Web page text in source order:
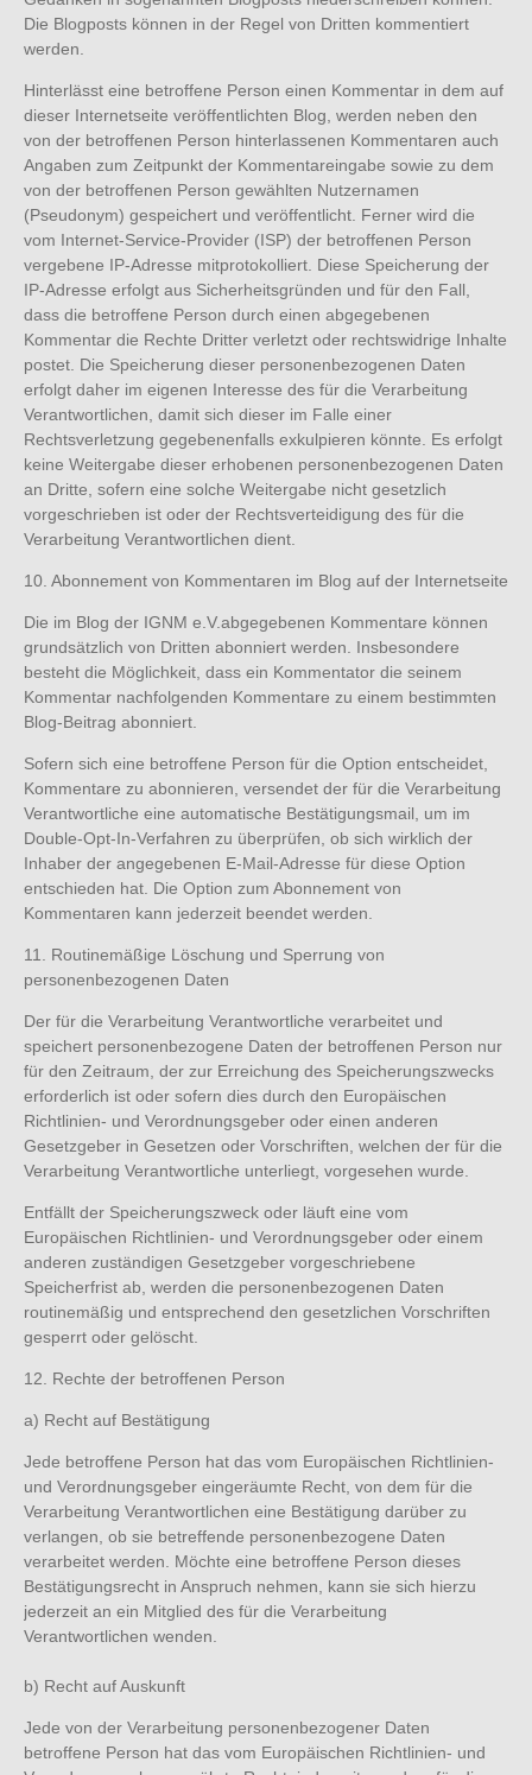
Die Blogposts können in der Regel von Dritten kommentiert
werden.
Hinterlässt eine betroffene Person einen Kommentar in dem auf
dieser Internetseite veröffentlichten Blog, werden neben den
von der betroffenen Person hinterlassenen Kommentaren auch
Angaben zum Zeitpunkt der Kommentareingabe sowie zu dem
von der betroffenen Person gewählten Nutzernamen
(Pseudonym) gespeichert und veröffentlicht. Ferner wird die
vom Internet-Service-Provider (ISP) der betroffenen Person
vergebene IP-Adresse mitprotokolliert. Diese Speicherung der
IP-Adresse erfolgt aus Sicherheitsgründen und für den Fall,
dass die betroffene Person durch einen abgegebenen
Kommentar die Rechte Dritter verletzt oder rechtswidrige Inhalte
postet. Die Speicherung dieser personenbezogenen Daten
erfolgt daher im eigenen Interesse des für die Verarbeitung
Verantwortlichen, damit sich dieser im Falle einer
Rechtsverletzung gegebenenfalls exkulpieren könnte. Es erfolgt
keine Weitergabe dieser erhobenen personenbezogenen Daten
an Dritte, sofern eine solche Weitergabe nicht gesetzlich
vorgeschrieben ist oder der Rechtsverteidigung des für die
Verarbeitung Verantwortlichen dient.
10. Abonnement von Kommentaren im Blog auf der Internetseite
Die im Blog der IGNM e.V.abgegebenen Kommentare können
grundsätzlich von Dritten abonniert werden. Insbesondere
besteht die Möglichkeit, dass ein Kommentator die seinem
Kommentar nachfolgenden Kommentare zu einem bestimmten
Blog-Beitrag abonniert.
Sofern sich eine betroffene Person für die Option entscheidet,
Kommentare zu abonnieren, versendet der für die Verarbeitung
Verantwortliche eine automatische Bestätigungsmail, um im
Double-Opt-In-Verfahren zu überprüfen, ob sich wirklich der
Inhaber der angegebenen E-Mail-Adresse für diese Option
entschieden hat. Die Option zum Abonnement von
Kommentaren kann jederzeit beendet werden.
11. Routinemäßige Löschung und Sperrung von
personenbezogenen Daten
Der für die Verarbeitung Verantwortliche verarbeitet und
speichert personenbezogene Daten der betroffenen Person nur
für den Zeitraum, der zur Erreichung des Speicherungszwecks
erforderlich ist oder sofern dies durch den Europäischen
Richtlinien- und Verordnungsgeber oder einen anderen
Gesetzgeber in Gesetzen oder Vorschriften, welchen der für die
Verarbeitung Verantwortliche unterliegt, vorgesehen wurde.
Entfällt der Speicherungszweck oder läuft eine vom
Europäischen Richtlinien- und Verordnungsgeber oder einem
anderen zuständigen Gesetzgeber vorgeschriebene
Speicherfrist ab, werden die personenbezogenen Daten
routinemäßig und entsprechend den gesetzlichen Vorschriften
gesperrt oder gelöscht.
12. Rechte der betroffenen Person
a) Recht auf Bestätigung
Jede betroffene Person hat das vom Europäischen Richtlinien-
und Verordnungsgeber eingeräumte Recht, von dem für die
Verarbeitung Verantwortlichen eine Bestätigung darüber zu
verlangen, ob sie betreffende personenbezogene Daten
verarbeitet werden. Möchte eine betroffene Person dieses
Bestätigungsrecht in Anspruch nehmen, kann sie sich hierzu
jederzeit an ein Mitglied des für die Verarbeitung
Verantwortlichen wenden.
b) Recht auf Auskunft
Jede von der Verarbeitung personenbezogener Daten
betroffene Person hat das vom Europäischen Richtlinien- und